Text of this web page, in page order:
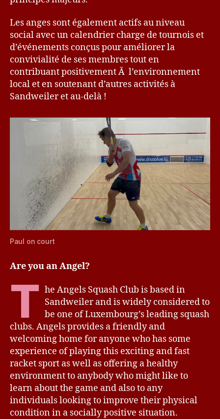
Les anges sont également actifs au niveau
social avec un calendrier charge de tournois et
d’événements conçus pour améliorer la
convivialité de ses membres tout en
contribuant positivement Ã l’environnement
local et en soutenant d’autres activités à
Sandweiler et au-delà !
Paul on court
Are you an Angel?
T he Angels Squash Club is based in
Sandweiler and is widely considered to
be one of Luxembourg’s leading squash
clubs. Angels provides a friendly and
welcoming home for anyone who has some
experience of playing this exciting and fast
racket sport as well as offering a healthy
environment to anybody who might like to
learn about the game and also to any
individuals looking to improve their physical
condition in a socially positive situation.